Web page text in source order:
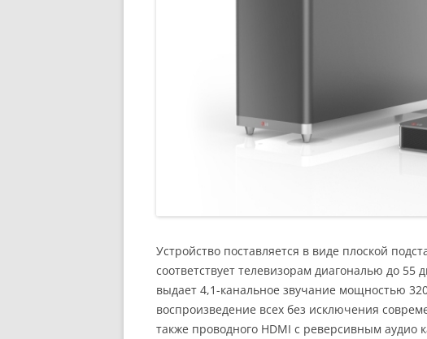
Устройство поставляется в виде плоской
соответствует телевизорам диагональю до
выдает 4,1-канальное звучание мощностью
воспроизведение всех без исключения
также проводного HDMI с реверсивным